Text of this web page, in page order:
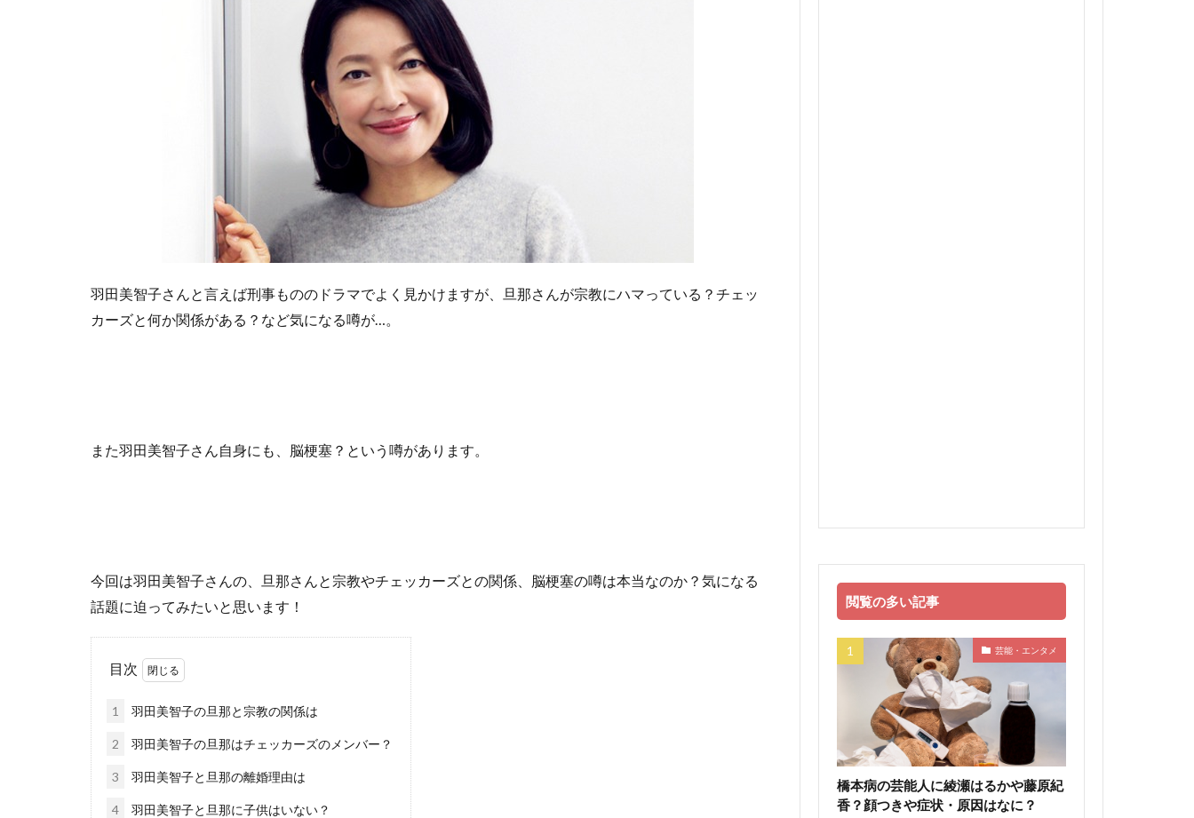
羽田美智子さんと言えば刑事もののドラマでよく見かけますが、旦那さんが宗教にハマっている？チェッ
カーズと何か関係がある？など気になる噂が…。
また羽田美智子さん自身にも、脳梗塞？という噂があります。
今回は羽田美智子さんの、旦那さんと宗教やチェッカーズとの関係、脳梗塞の噂は本当なのか？気になる
話題に迫ってみたいと思います！
目次
1 羽田美智子の旦那と宗教の関係は
2 羽田美智子の旦那はチェッカーズのメンバー？
3 羽田美智子と旦那の離婚理由は
4 羽田美智子と旦那に子供はいない？
閲覧の多い記事
芸能・エンタメ
橋本病の芸能人に綾瀬はるかや藤原紀
香？顔つきや症状・原因はなに？